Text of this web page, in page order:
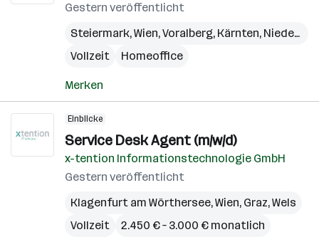
Gestern veröffentlicht
Steiermark,Wien,Voralberg, Kärnten, Niederösterreich
Vollzeit
Homeoffice
Merken
Einblicke
Service Desk Agent (m/w/d)
x-tention Informationstechnologie GmbH
Gestern veröffentlicht
Klagenfurt am Wörthersee,Wien, Graz,Wels
Vollzeit
2.450 € – 3.000 € monatlich